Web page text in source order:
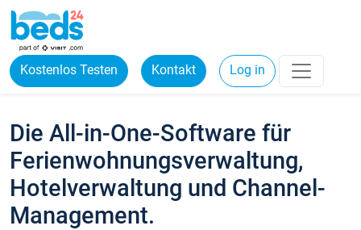
Kostenlos Testen Kontakt Log in
Die All-in-One-Software für
Ferienwohnungsverwaltung,
Hotelverwaltung und Channel-
Management.